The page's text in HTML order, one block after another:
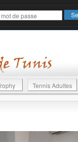
Tennis Adultes